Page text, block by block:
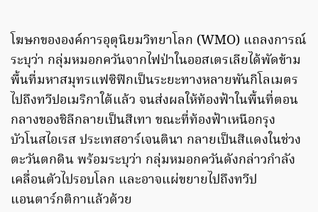
โฆษกขององค์การอุตุนิยมวิทยาโลก (WMO) แถลงการณ์
ระบุว่า กลุ่มหมอกควันจากไฟป่าในออสเตรเลียได้พัดข้าม
พื้นที่มหาสมุทรแฟซิฟิกเป็นระยะทางหลายพันกิโลเมตร
ไปถึงทวีปอเมริกาใต้แล้ว จนส่งผลให้ท้องฟ้าในพื้นที่ตอน
กลางของชิลีกลายเป็นสีเทา ขณะที่ท้องฟ้าเหนือกรุง
บัวโนสไอเรส ประเทสอาร์เจนตินา กลายเป็นสีแดงในช่วง
ตะวันตกดิน พร้อมระบุว่า กลุ่มหมอกควันดังกล่าวกำลัง
เคลื่อนตัวไปรอบโลก และอาจแผ่ขยายไปถึงทวีป
แอนตาร์กติกาแล้วด้วย